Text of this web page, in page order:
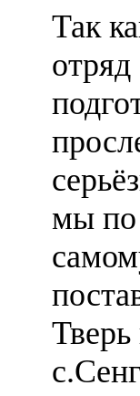
Так
мы по